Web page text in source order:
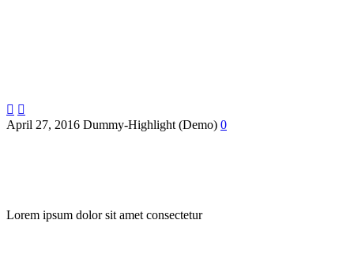
 
April 27, 2016 Dummy-Highlight (Demo) 0
Lorem ipsum dolor sit amet consectetur